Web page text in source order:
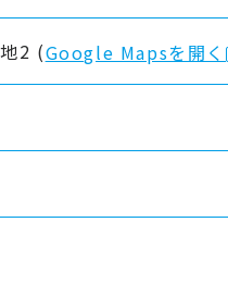
2 (Google Mapsを開く